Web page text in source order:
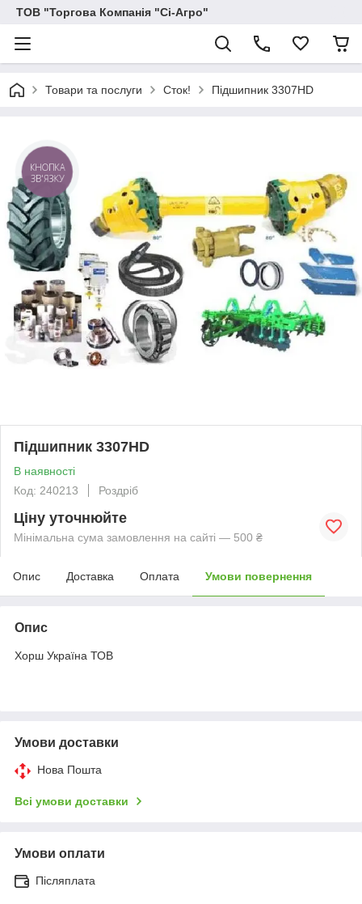
ТОВ "Торгова Компанія "Сі-Агро"
Товари та послуги Сток! Підшипник 3307HD
Підшипник 3307HD
В наявності
Код: 240213
Роздріб
Ціну уточнюйте
Мінімальна сума замовлення на сайті — 500 ₴
Опис Доставка Оплата Умови повернення
Опис
Хорш Україна ТОВ
Умови доставки
Нова Пошта
Всі умови доставки
Умови оплати
Післяплата
КНОПКА
ЗВ'ЯЗКУ